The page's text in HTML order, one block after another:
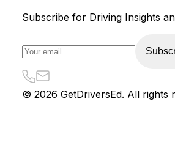
Subscribe for Driving Insights
© 2026 GetDriversEd. All rights